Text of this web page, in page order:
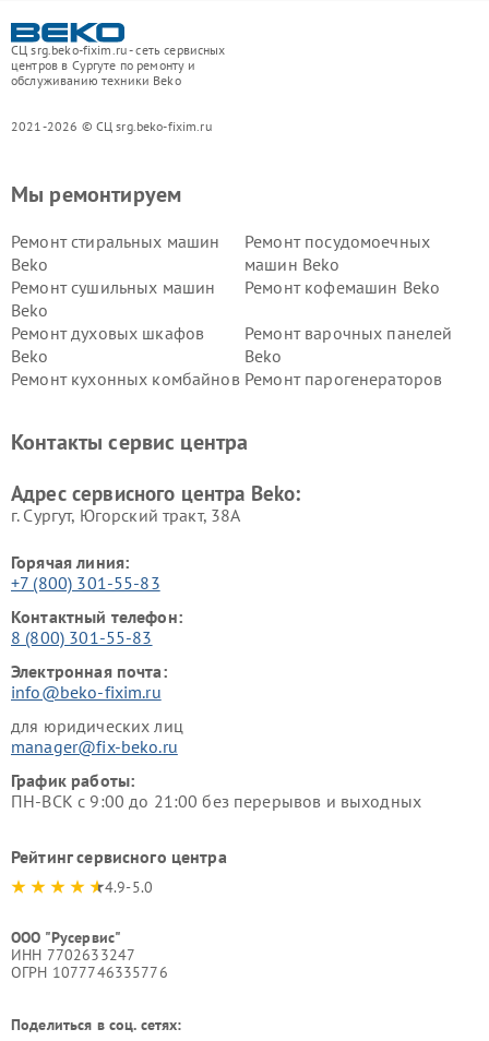
СЦ srg.beko-fixim.ru - сеть сервисных
центров в Сургуте по ремонту и
обслуживанию техники Beko
2021-2026 © СЦ srg.beko-fixim.ru
Мы ремонтируем
Ремонт стиральных машин
Beko
Ремонт посудомоечных
машин Beko
Ремонт сушильных машин
Beko
Ремонт кофемашин Beko
Ремонт духовых шкафов
Beko
Ремонт варочных панелей
Beko
Ремонт кухонных комбайнов Ремонт парогенераторов
Ремонт холодильников Beko Ремонт морозильных камер
Контакты сервис центра
Адрес сервисного центра Beko:
г. Сургут, Югорский тракт, 38А
Горячая линия:
+7 (800) 301-55-83
Контактный телефон:
8 (800) 301-55-83
Электронная почта:
info@beko-fixim.ru
для юридических лиц
manager@fix-beko.ru
График работы:
ПН-ВСК с 9:00 до 21:00 без перерывов и выходных
Рейтинг сервисного центра
4.9-5.0
ООО "Русервис"
ИНН 7702633247
ОГРН 1077746335776
Поделиться в соц. сетях: